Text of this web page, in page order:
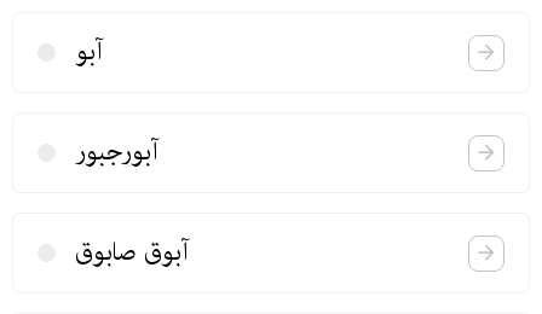
آبو
آبورجبور
آبوق صابوق